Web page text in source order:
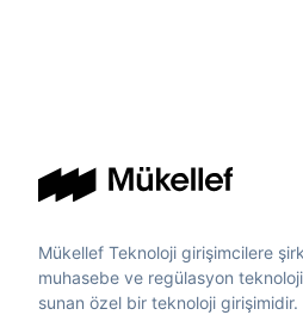
Mükellef Teknoloji girişimcilere
muhasebe ve regülasyon
sunan özel bir teknoloji girişimidir.